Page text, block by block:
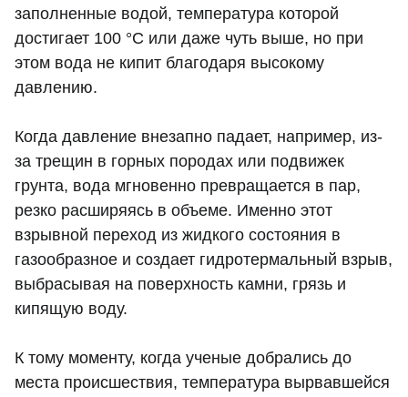
заполненные водой, температура которой
достигает 100 °C или даже чуть выше, но при
этом вода не кипит благодаря высокому
давлению.
Когда давление внезапно падает, например, из-
за трещин в горных породах или подвижек
грунта, вода мгновенно превращается в пар,
резко расширяясь в объеме. Именно этот
взрывной переход из жидкого состояния в
газообразное и создает гидротермальный взрыв,
выбрасывая на поверхность камни, грязь и
кипящую воду.
К тому моменту, когда ученые добрались до
места происшествия, температура вырвавшейся